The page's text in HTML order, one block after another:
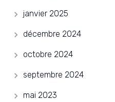
janvier 2025
décembre 2024
octobre 2024
septembre 2024
mai 2023